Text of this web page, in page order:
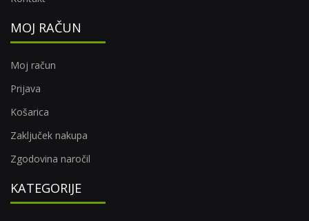
MOJ RAČUN
Moj račun
Prijava
Košarica
Zaključek nakupa
Zgodovina naročil
KATEGORIJE